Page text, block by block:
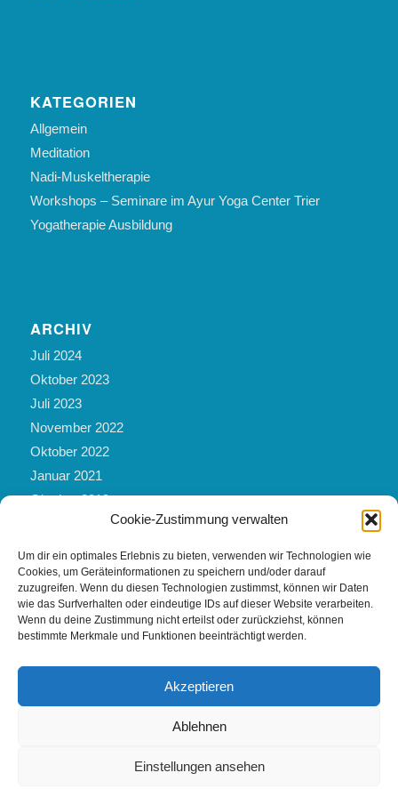
Cookie-Zustimmung verwalten
Um dir ein optimales Erlebnis zu bieten, verwenden wir Technologien wie
Cookies, um Geräteinformationen zu speichern und/oder darauf
zuzugreifen. Wenn du diesen Technologien zustimmst, können wir Daten
wie das Surfverhalten oder eindeutige IDs auf dieser Website verarbeiten.
Wenn du deine Zustimmung nicht erteilst oder zurückziehst, können
bestimmte Merkmale und Funktionen beeinträchtigt werden.
Akzeptieren
Ablehnen
Einstellungen ansehen
KATEGORIEN
Allgemein
Meditation
Nadi-Muskeltherapie
Workshops – Seminare im Ayur Yoga Center Trier
Yogatherapie Ausbildung
ARCHIV
Juli 2024
Oktober 2023
Juli 2023
November 2022
Oktober 2022
Januar 2021
Oktober 2019
Februar 2017
November 2016
Februar 2016
September 2012